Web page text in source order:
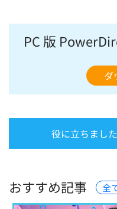
PC 版
ダ
役に立ちまし
おすすめ記事 全